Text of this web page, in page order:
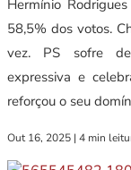
Hermínio
58,5% dos votos.
vez. PS sofre
expressiva e
reforçou o seu
Out 16, 2025 | 4 min